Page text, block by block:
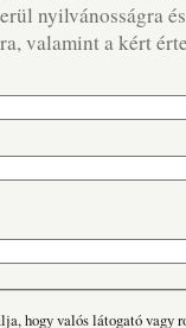
nyilvánosságra
valamint a kért
hogy valós látogató vagy